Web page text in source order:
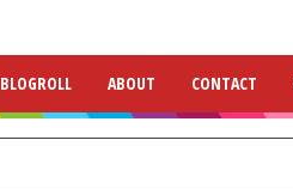
BLOGROLL ABOUT CONTACT